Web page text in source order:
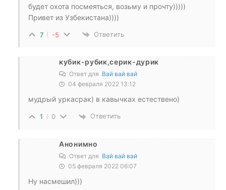
будет охота посмеяться, возьму и прочту)))))
Привет из Узбекистана))))
7 -5 Ответить
кубик-рубик,серик-дурик
Ответ для Вай вай вай
04 февраля 2022 13:12
мудрый уркасрак) в кавычках естествено)
1 0 Ответить
Анонимно
Ответ для Вай вай вай
05 февраля 2022 06:07
Ну насмешил)))